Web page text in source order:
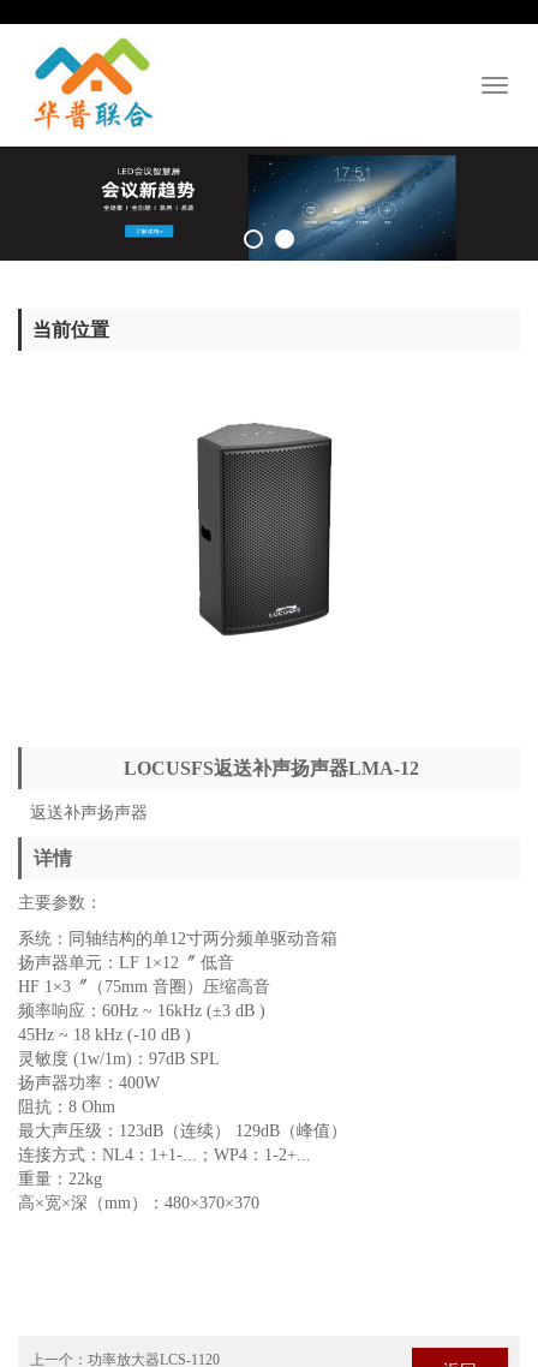
当前位置
LOCUSFS返送补声扬声器LMA-12
返送补声扬声器
详情
主要参数：
系统：同轴结构的单12寸两分频单驱动音箱
扬声器单元：LF 1×12〞 低音
HF 1×3〞（75mm 音圈）压缩高音
频率响应：60Hz ~ 16kHz (±3 dB )
45Hz ~ 18 kHz (-10 dB )
灵敏度 (1w/1m)：97dB SPL
扬声器功率：400W
阻抗：8 Ohm
最大声压级：123dB（连续） 129dB（峰值）
连接方式：NL4：1+1-...；WP4：1-2+...
重量：22kg
高×宽×深（mm）：480×370×370
上一个： 功率放大器LCS-1120